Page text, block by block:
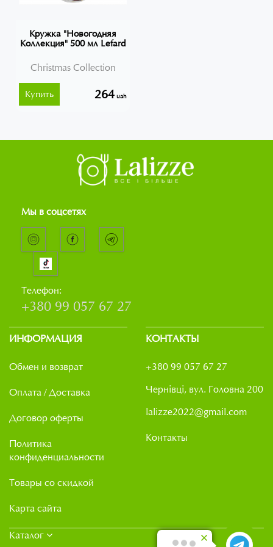
Кружка "Новогодняя
Коллекция" 500 мл Lefard
Christmas Collection
264 uah
Купить
Мы в соцсетях
Телефон:
+380 99 057 67 27
ИНФОРМАЦИЯ
Обмен и возврат
Оплата / Доставка
Договор оферты
Политика
конфиденциальности
Товары со скидкой
Карта сайта
КОНТАКТЫ
+380 99 057 67 27
Чернівці, вул. Головна 200
lalizze2022@gmail.com
Контакты
Каталог